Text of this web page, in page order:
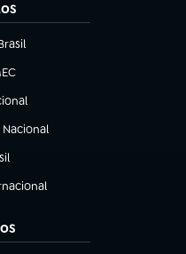
aba)
nova aba)
aba)
nova aba)
aba)